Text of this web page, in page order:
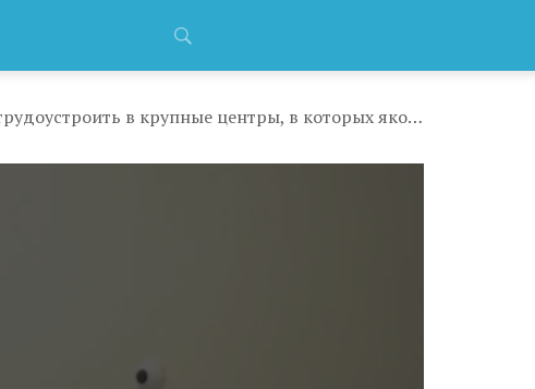
После года работы в районе выпускников медвузов Татарстана обещают трудоустроить в крупные центры, в которых якобы «нет необходимости в молодых специалистах»